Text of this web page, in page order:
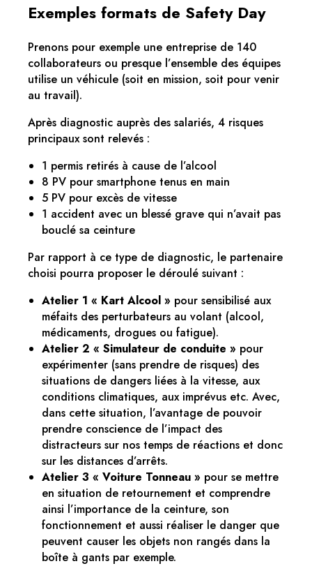
Exemples formats de Safety Day
Prenons pour exemple une entreprise de 140
collaborateurs ou presque l’ensemble des équipes
utilise un véhicule (soit en mission, soit pour venir
au travail).
Après diagnostic auprès des salariés, 4 risques
principaux sont relevés :
1 permis retirés à cause de l’alcool
8 PV pour smartphone tenus en main
5 PV pour excès de vitesse
1 accident avec un blessé grave qui n’avait pas
bouclé sa ceinture
Par rapport à ce type de diagnostic, le partenaire
choisi pourra proposer le déroulé suivant :
Atelier 1 « Kart Alcool » pour sensibilisé aux
méfaits des perturbateurs au volant (alcool,
médicaments, drogues ou fatigue).
Atelier 2 « Simulateur de conduite » pour
expérimenter (sans prendre de risques) des
situations de dangers liées à la vitesse, aux
conditions climatiques, aux imprévus etc. Avec,
dans cette situation, l’avantage de pouvoir
prendre conscience de l’impact des
distracteurs sur nos temps de réactions et donc
sur les distances d’arrêts.
Atelier 3 « Voiture Tonneau » pour se mettre
en situation de retournement et comprendre
ainsi l’importance de la ceinture, son
fonctionnement et aussi réaliser le danger que
peuvent causer les objets non rangés dans la
boîte à gants par exemple.